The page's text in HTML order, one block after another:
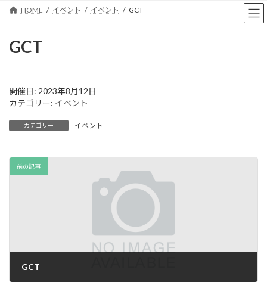
HOME イベント イベント GCT
GCT
開催日: 2023年8月12日
カテゴリー: イベント
カテゴリー イベント
前の記事
GCT